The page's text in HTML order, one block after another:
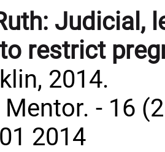
Judicial,
restrict
2014.
- 16
2014